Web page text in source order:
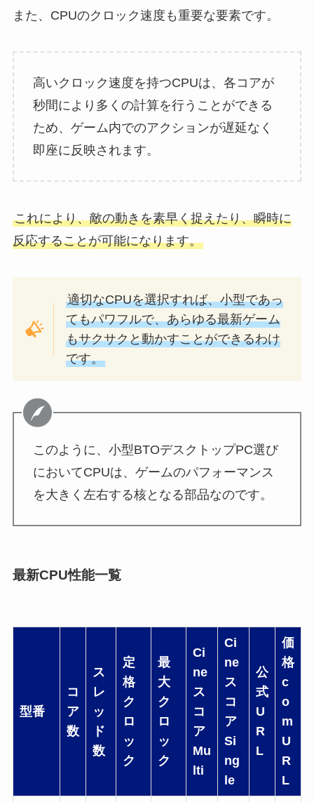
また、CPUのクロック速度も重要な要素です。
高いクロック速度を持つCPUは、各コアが
秒間により多くの計算を行うことができる
ため、ゲーム内でのアクションが遅延なく
即座に反映されます。
これにより、敵の動きを素早く捉えたり、瞬時に
反応することが可能になります。
適切なCPUを選択すれば、小型であっ
てもパワフルで、あらゆる最新ゲーム
もサクサクと動かすことができるわけ
です。
このように、小型BTOデスクトップPC選び
においてCPUは、ゲームのパフォーマンス
を大きく左右する核となる部品なのです。
最新CPU性能一覧
型番
コ
ア
数
ス
レ
ッ
ド
数
定
格
ク
ロ
ッ
ク
最
大
ク
ロ
ッ
ク
Ci
ne
ス
コ
ア
Mu
lti
Ci
ne
ス
コ
ア
Si
ng
le
公
式
U
R
L
価
格
c
o
m
U
R
L